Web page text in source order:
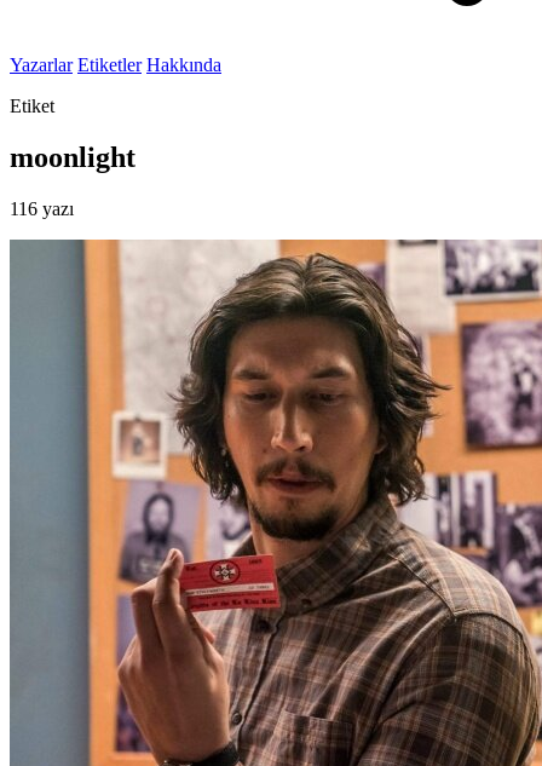
Yazarlar Etiketler Hakkında
Etiket
moonlight
116 yazı